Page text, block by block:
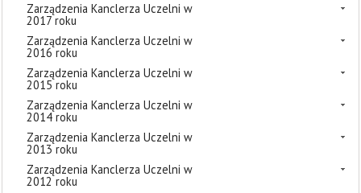
Zarządzenia Kanclerza Uczelni w
2017 roku
Zarządzenia Kanclerza Uczelni w
2016 roku
Zarządzenia Kanclerza Uczelni w
2015 roku
Zarządzenia Kanclerza Uczelni w
2014 roku
Zarządzenia Kanclerza Uczelni w
2013 roku
Zarządzenia Kanclerza Uczelni w
2012 roku